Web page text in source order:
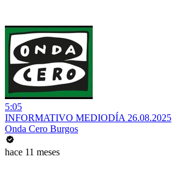
5:05
INFORMATIVO MEDIODÍA 26.08.2025
Onda Cero Burgos
hace 11 meses